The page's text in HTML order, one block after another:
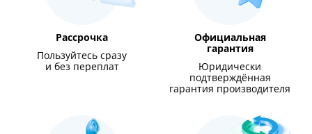
Рассрочка
Пользуйтесь сразу
и без переплат
Официальная
гарантия
Юридически
подтверждённая
гарантия производителя